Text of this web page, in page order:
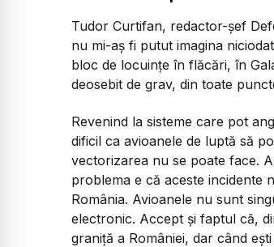
Tudor Curtifan, redactor-șef
nu mi-aș fi putut imagina
bloc de locuințe în flăcări, în
deosebit de grav, din toate
Revenind la sisteme care pot
dificil ca avioanele de luptă să
vectorizarea nu se poate face.
problema e că aceste incidente
România. Avioanele nu sunt
electronic. Accept și faptul că,
graniță a României, dar când